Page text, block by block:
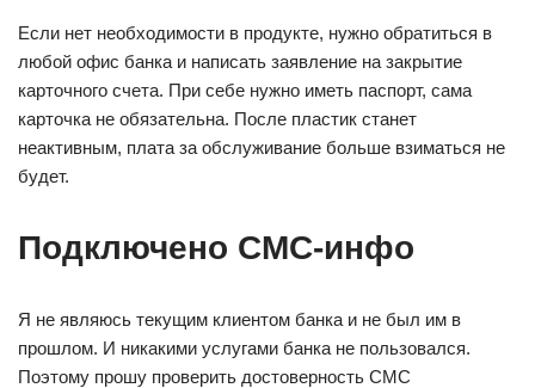
Если нет необходимости в продукте, нужно обратиться в
любой офис банка и написать заявление на закрытие
карточного счета. При себе нужно иметь паспорт, сама
карточка не обязательна. После пластик станет
неактивным, плата за обслуживание больше взиматься не
будет.
Подключено СМС-инфо
Я не являюсь текущим клиентом банка и не был им в
прошлом. И никакими услугами банка не пользовался.
Поэтому прошу проверить достоверность СМС